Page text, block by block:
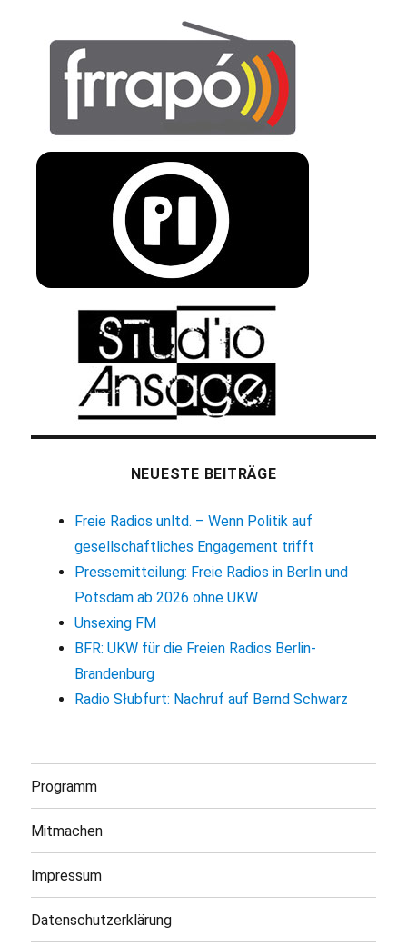
NEUESTE BEITRÄGE
Freie Radios unltd. – Wenn Politik auf
gesellschaftliches Engagement trifft
Pressemitteilung: Freie Radios in Berlin und
Potsdam ab 2026 ohne UKW
Unsexing FM
BFR: UKW für die Freien Radios Berlin-
Brandenburg
Radio Słubfurt: Nachruf auf Bernd Schwarz
Programm
Mitmachen
Impressum
Datenschutzerklärung